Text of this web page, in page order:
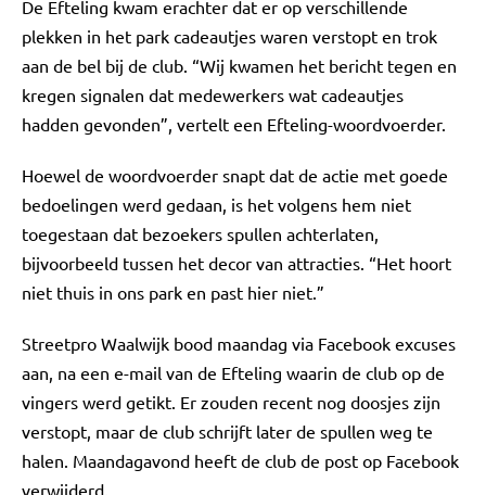
De Efteling kwam erachter dat er op verschillende
plekken in het park cadeautjes waren verstopt en trok
aan de bel bij de club. “Wij kwamen het bericht tegen en
kregen signalen dat medewerkers wat cadeautjes
hadden gevonden”, vertelt een Efteling-woordvoerder.
Hoewel de woordvoerder snapt dat de actie met goede
bedoelingen werd gedaan, is het volgens hem niet
toegestaan dat bezoekers spullen achterlaten,
bijvoorbeeld tussen het decor van attracties. “Het hoort
niet thuis in ons park en past hier niet.”
Streetpro Waalwijk bood maandag via Facebook excuses
aan, na een e-mail van de Efteling waarin de club op de
vingers werd getikt. Er zouden recent nog doosjes zijn
verstopt, maar de club schrijft later de spullen weg te
halen. Maandagavond heeft de club de post op Facebook
verwijderd.